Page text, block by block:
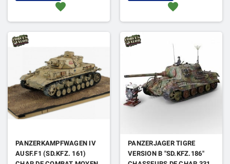
favorite favorite
PANZERKAMPFWAGEN IV
AUSF.F1 (SD.KFZ. 161)
PANZERJAGER TIGRE
VERSION B "SD.KFZ.186"